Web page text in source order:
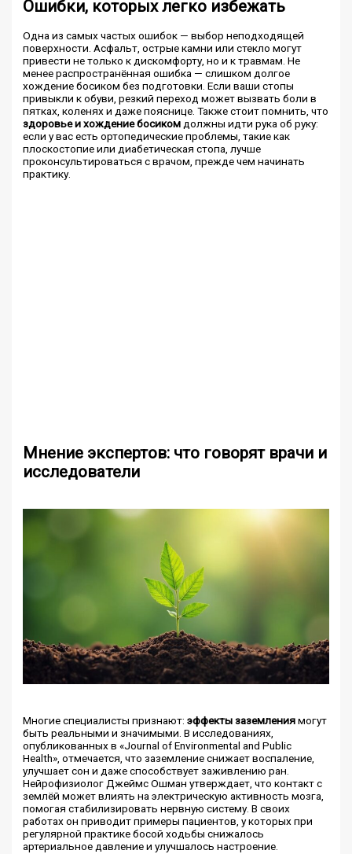
Ошибки, которых легко избежать
Одна из самых частых ошибок — выбор неподходящей
поверхности. Асфальт, острые камни или стекло могут
привести не только к дискомфорту, но и к травмам. Не
менее распространённая ошибка — слишком долгое
хождение босиком без подготовки. Если ваши стопы
привыкли к обуви, резкий переход может вызвать боли в
пятках, коленях и даже пояснице. Также стоит помнить, что
здоровье и хождение босиком должны идти рука об руку:
если у вас есть ортопедические проблемы, такие как
плоскостопие или диабетическая стопа, лучше
проконсультироваться с врачом, прежде чем начинать
практику.
Мнение экспертов: что говорят врачи и
исследователи
Многие специалисты признают:эффекты заземлениямогут
быть реальными и значимыми. В исследованиях,
опубликованных в «Journal of Environmental and Public
Health», отмечается, что заземление снижает воспаление,
улучшает сон и даже способствует заживлению ран.
Нейрофизиолог Джеймс Ошман утверждает, что контакт с
землёй может влиять на электрическую активность мозга,
помогая стабилизировать нервную систему. В своих
работах он приводит примеры пациентов, у которых при
регулярной практике босой ходьбы снижалось
артериальное давление и улучшалось настроение.